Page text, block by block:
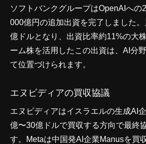
ソフトバンクグループはOpenAIへの
000億円の追加出資を完了しました
億ドルとなり、出資比率約11%の大
ーム株を活用したこの出資は、AI分
て位置づけられます。
エヌビディアの買収協議
エヌビディアはイスラエルの生成AI
億〜30億ドルで買収する方向で最終
す。Metaは中国発AI企業Manusを買